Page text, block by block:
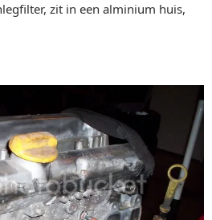
zit in een alminium huis,